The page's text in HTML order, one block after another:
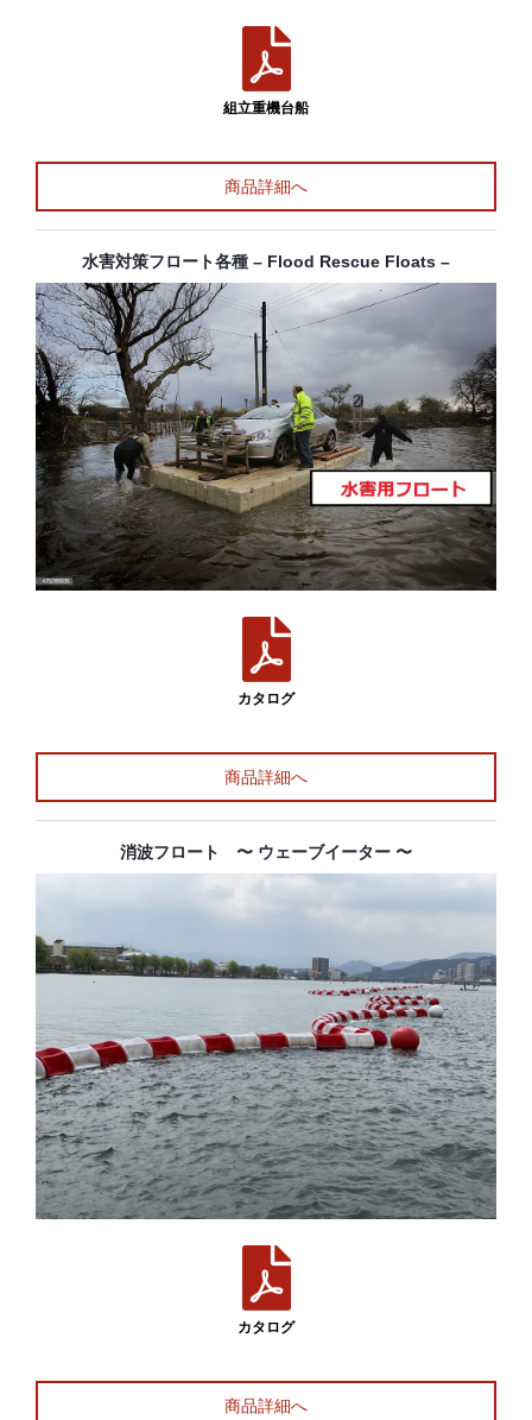
組立重機台船
商品詳細へ
水害対策フロート各種 – Flood Rescue Floats –
カタログ
商品詳細へ
消波フロート 〜 ウェーブイーター 〜
カタログ
商品詳細へ